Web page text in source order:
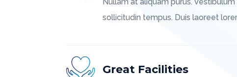
Nullam at aliquam purus.
sollicitudin tempus. Duis laoreet
Great Facilities